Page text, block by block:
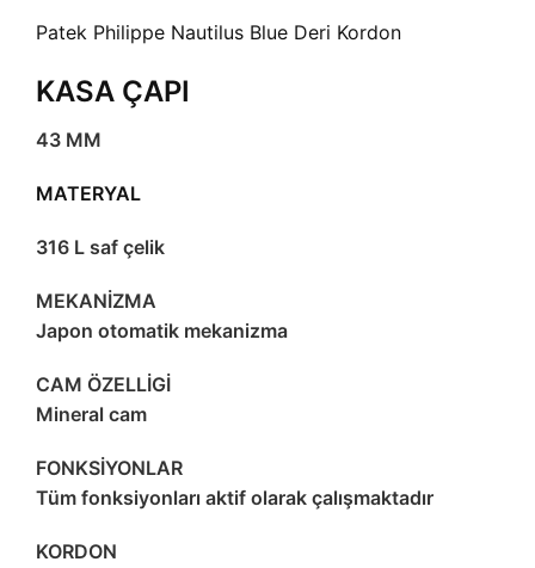
Patek Philippe Nautilus Blue Deri Kordon
KASA ÇAPI
43 MM
MATERYAL
316 L saf çelik
MEKANİZMA
Japon otomatik mekanizma
CAM ÖZELLİGİ
Mineral cam
FONKSİYONLAR
Tüm fonksiyonları aktif olarak çalışmaktadır
KORDON